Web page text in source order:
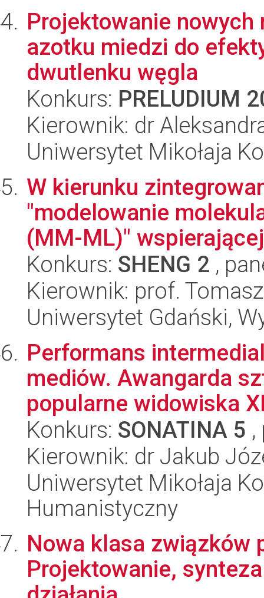
Projektowanie nowych
azotku miedzi do
dwutlenku węgla
Konkurs: PRELUDIUM
Kierownik: dr
Uniwersytet Mikołaja
W kierunku
"modelowanie
(MM-ML)"
Konkurs: SHENG 2 ,
Kierownik: prof.
Uniwersytet Gdański,
Performans
mediów. Awangarda
popularne widowiska
Konkurs: SONATINA 5
Kierownik: dr Jakub
Uniwersytet Mikołaja
Humanistyczny
Nowa klasa związków
Projektowanie,